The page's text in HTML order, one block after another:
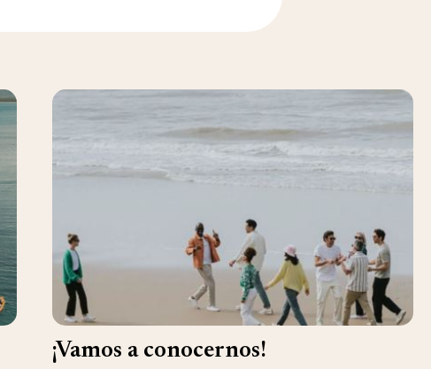
¡Vamos a conocernos!